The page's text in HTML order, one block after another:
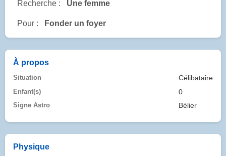
Recherche : Une femme
Pour : Fonder un foyer
À propos
Situation Célibataire
Enfant(s) 0
Signe Astro Bélier
Physique